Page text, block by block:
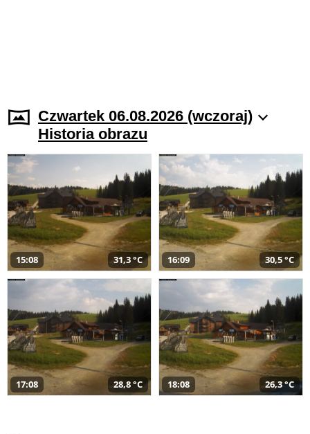
Czwartek 06.08.2026 (wczoraj)
Historia obrazu
15:08 31,3 °C 16:09 30,5 °C
17:08 28,8 °C 18:08 26,3 °C